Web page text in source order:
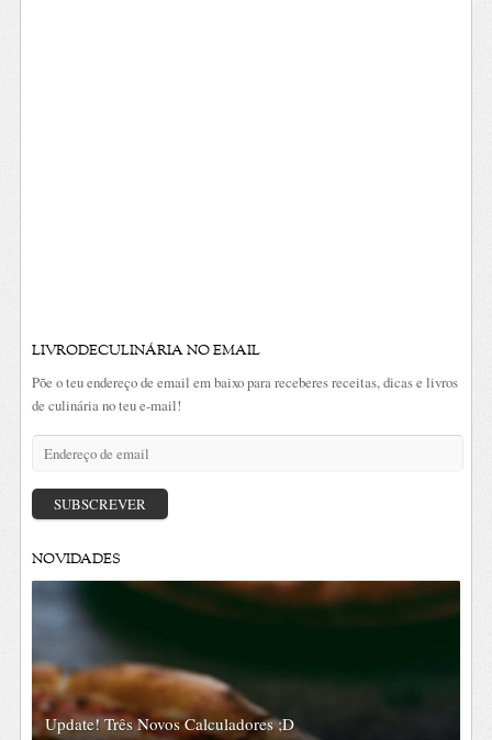
LIVRODECULINÁRIA NO EMAIL
Põe o teu endereço de email em baixo para receberes receitas, dicas e livros
de culinária no teu e-mail!
Endereço
email
SUBSCREVER
NOVIDADES
Update! Três Novos Calculadores ;D